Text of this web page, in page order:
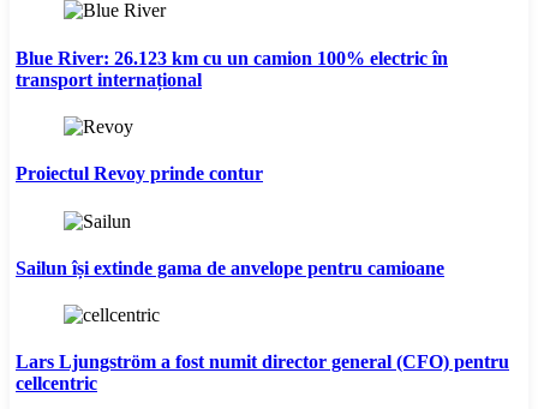
Blue River: 26.123 km cu un camion 100% electric în
transport internațional
Proiectul Revoy prinde contur
Sailun își extinde gama de anvelope pentru camioane
Lars Ljungström a fost numit director general (CFO) pentru
cellcentric